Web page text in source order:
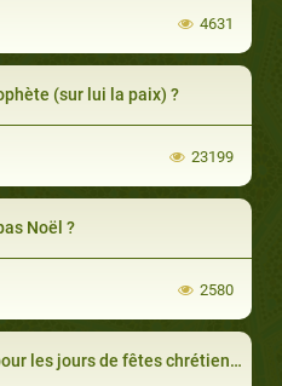
4631
(sur lui la paix) ?
23199
Noël ?
2580
jours de fêtes chrétiennes ou autre